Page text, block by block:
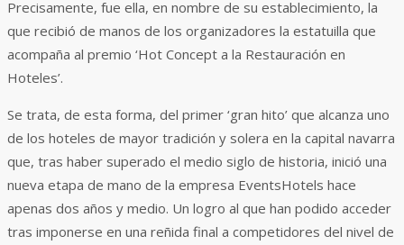
Precisamente, fue ella, en nombre de su establecimiento, la
que recibió de manos de los organizadores la estatuilla que
acompaña al premio ‘Hot Concept a la Restauración en
Hoteles’.
Se trata, de esta forma, del primer ‘gran hito’ que alcanza uno
de los hoteles de mayor tradición y solera en la capital navarra
que, tras haber superado el medio siglo de historia, inició una
nueva etapa de mano de la empresa EventsHotels hace
apenas dos años y medio. Un logro al que han podido acceder
tras imponerse en una reñida final a competidores del nivel de